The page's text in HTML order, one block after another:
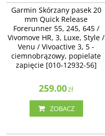
Garmin Skórzany pasek 20
mm Quick Release
Forerunner 55, 245, 645 /
Vivomove HR, 3, Luxe, Style /
Venu / Vivoactive 3, 5 -
ciemnobrązowy, popielate
zapięcie [010-12932-56]
259.00zł
ZOBACZ